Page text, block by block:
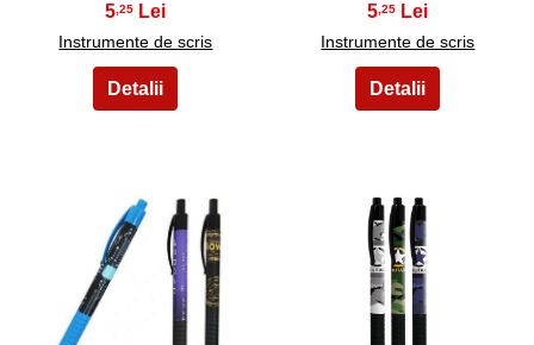
5 ,25
Instrumente de scris
5 ,25
Instrumente de scris
26